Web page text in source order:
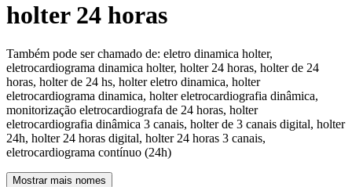
holter 24 horas
Também pode ser chamado de: eletro dinamica holter,
eletrocardiograma dinamica holter, holter 24 horas, holter de 24
horas, holter de 24 hs, holter eletro dinamica, holter
eletrocardiograma dinamica, holter eletrocardiografia dinâmica,
monitorização eletrocardiografa de 24 horas, holter
eletrocardiografia dinâmica 3 canais, holter de 3 canais digital, holter
24h, holter 24 horas digital, holter 24 horas 3 canais,
eletrocardiograma contínuo (24h)
Mostrar mais nomes